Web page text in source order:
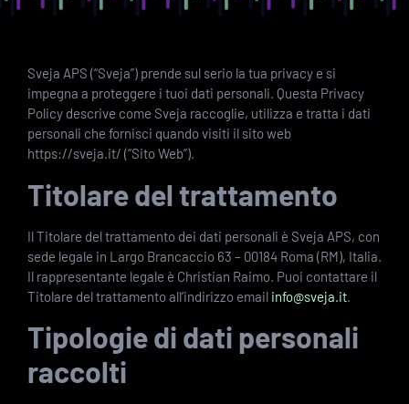
Sveja APS (“Sveja”) prende sul serio la tua privacy e si
impegna a proteggere i tuoi dati personali. Questa Privacy
Policy descrive come Sveja raccoglie, utilizza e tratta i dati
personali che fornisci quando visiti il sito web
https://sveja.it/ (“Sito Web”).
Titolare del trattamento
Il Titolare del trattamento dei dati personali è Sveja APS, con
sede legale in Largo Brancaccio 63 – 00184 Roma (RM), Italia.
Il rappresentante legale è Christian Raimo. Puoi contattare il
Titolare del trattamento all’indirizzo email info@sveja.it.
Tipologie di dati personali
raccolti